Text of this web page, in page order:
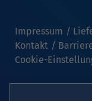
Impressum
Kontakt
Cookie-